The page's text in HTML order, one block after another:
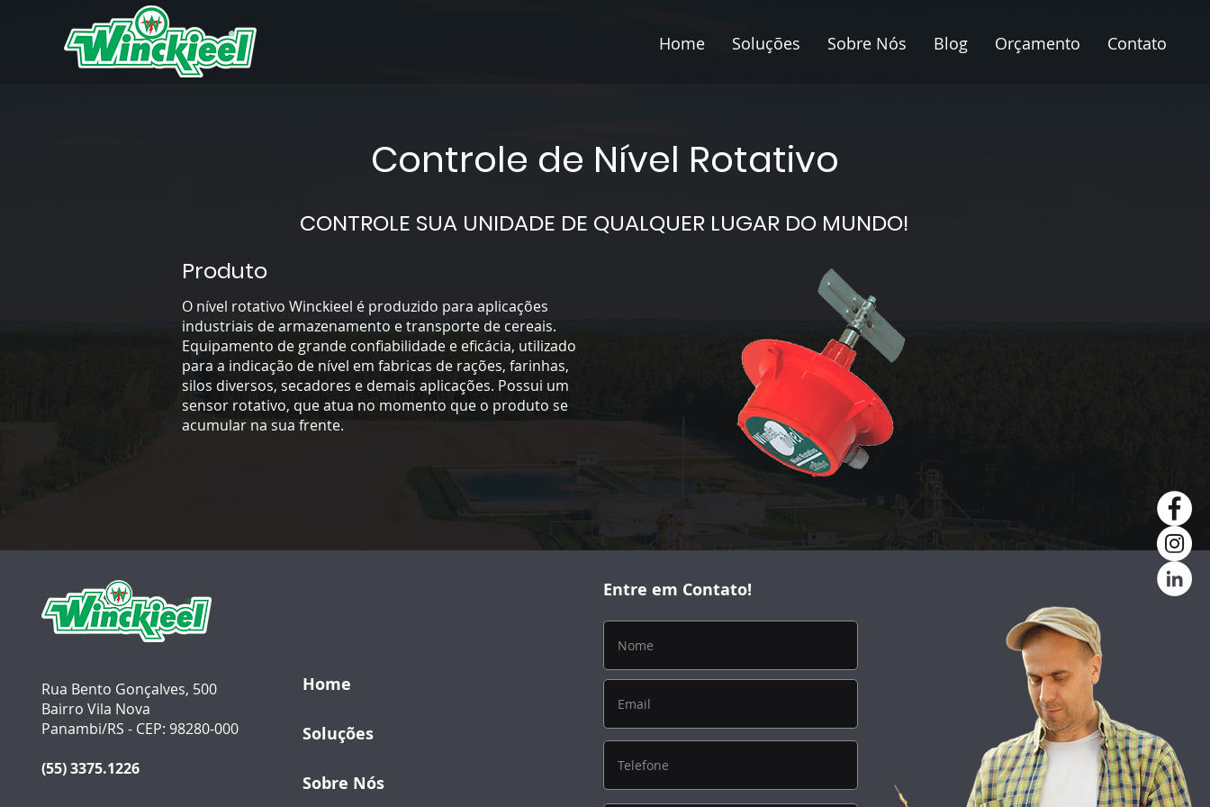
Home Soluções Sobre Nós Blog Orçamento Contato
Controle de Nível Rotativo
CONTROLE SUA UNIDADE DE QUALQUER LUGAR DO MUNDO!
Produto
O nível rotativo Winckieel é produzido para aplicações
industriais de armazenamento e transporte de cereais.
Equipamento de grande confiabilidade e eficácia, utilizado
para a indicação de nível em fabricas de rações, farinhas,
silos diversos, secadores e demais aplicações. Possui um
sensor rotativo, que atua no momento que o produto se
acumular na sua frente.
Rua Bento Gonçalves, 500
Bairro Vila Nova
Panambi/RS - CEP: 98280-000
(55) 3375.1226
Home
Soluções
Sobre Nós
Entre em Contato!